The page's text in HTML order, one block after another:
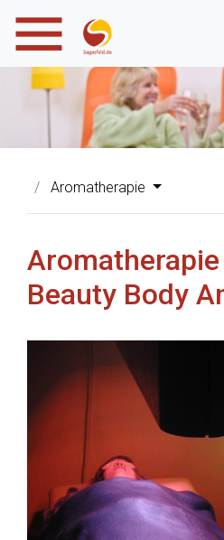
Aromatherapie
Beauty Body